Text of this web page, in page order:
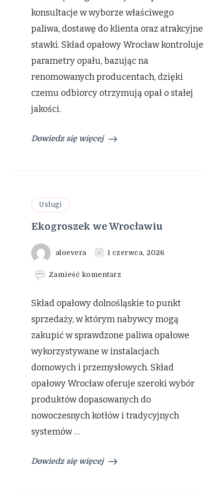
konsultacje w wyborze właściwego
paliwa, dostawę do klienta oraz atrakcyjne
stawki. Skład opałowy Wrocław kontroluje
parametry opału, bazując na
renomowanych producentach, dzięki
czemu odbiorcy otrzymują opał o stałej
jakości.
Dowiedz się więcej
Usługi
Ekogroszek we Wrocławiu
aloevera 1 czerwca, 2026
Zamieść komentarz
we
Wrocławiu
Skład opałowy dolnośląskie to punkt
sprzedaży, w którym nabywcy mogą
zakupić w sprawdzone paliwa opałowe
wykorzystywane w instalacjach
domowych i przemysłowych. Skład
opałowy Wrocław oferuje szeroki wybór
produktów dopasowanych do
nowoczesnych kotłów i tradycyjnych
systemów …
Dowiedz się więcej